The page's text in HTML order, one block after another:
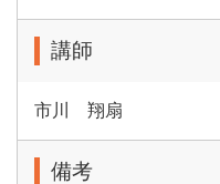
講師
市川 翔扇
備考